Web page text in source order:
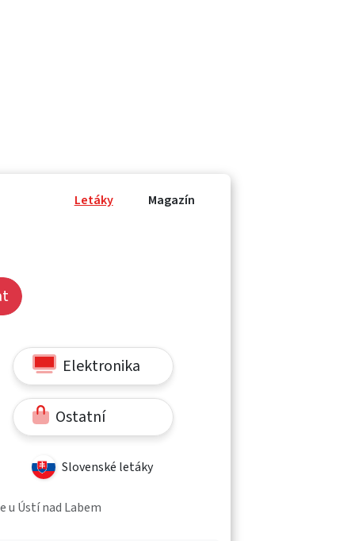
Letáky Magazín
Elektronika
Ostatní
Slovenské letáky
u Ústí nad Labem